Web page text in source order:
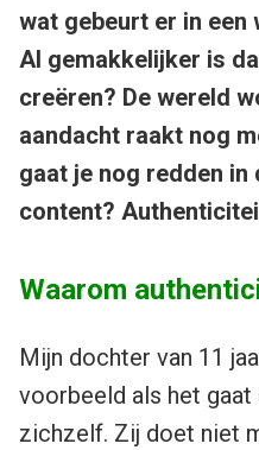
wat gebeurt er in een
AI gemakkelijker is
creëren? De wereld
aandacht raakt nog
gaat je nog redden in
content?
Waarom
Mijn dochter van 11
voorbeeld als het
zichzelf. Zij doet niet